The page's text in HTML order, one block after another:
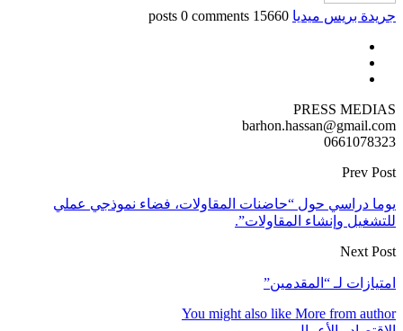
جريدة بريس ميديا 15660 posts
0 comments
PRESS MEDIAS
barhon.hassan@gmail.com
0661078323
Prev Post
يوما دراسي حول “حاضنات المقاولات، فضاء نموذجي عملي
للتشغيل وإنشاء المقاولات”.
Next Post
امتيازات لـ “المقدمين”
You might also like More from author